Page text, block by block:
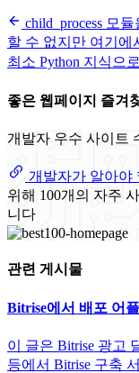
child_process 모
할 수 없지만 여기에
최소 Python 지식으
좋은 웹페이지 즐겨
개발자 우수 사이트
개발자가 알아야
위해 100개의 자주
니다
관련 게시물
Bitrise에서 배포 어
이 글은 Bitrise 광고
등에서 Bitrise 구축